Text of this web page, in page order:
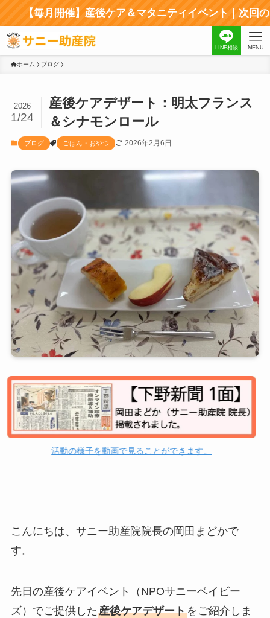
月開催】産後ケア＆マタニティイベント｜次回のイ
LINE相談 MENU
ホーム ブログ
産後ケアデザート：明太フランス
＆シナモンロール
2026
1/24
ブログ ごはん・おやつ 2026年2月6日
活動の様子を動画で見ることができます。
こんにちは、サニー助産院院長の岡田まどかで
す。
先日の産後ケアイベント（NPOサニーベイビー
ズ）でご提供した産後ケアデザートをご紹介しま